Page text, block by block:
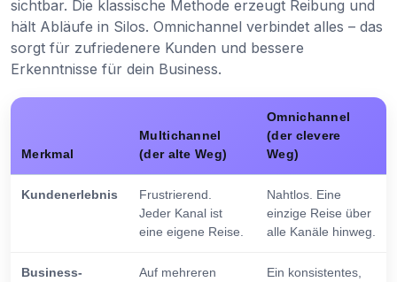
sichtbar. Die klassische Methode erzeugt Reibung und
hält Abläufe in Silos. Omnichannel verbindet alles – das
sorgt für zufriedenere Kunden und bessere
Erkenntnisse für dein Business.
Merkmal
Multichannel
(der alte Weg)
Omnichannel
(der clevere
Weg)
Kundenerlebnis
Frustrierend.
Jeder Kanal ist
eine eigene Reise.
Nahtlos. Eine
einzige Reise über
alle Kanäle hinweg.
Business-
Auf mehreren
Ein konsistentes,